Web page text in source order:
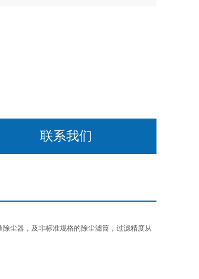
联系我们
尘器，及非标准规格的除尘滤筒，过滤精度从